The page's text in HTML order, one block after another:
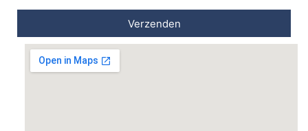
Verzenden